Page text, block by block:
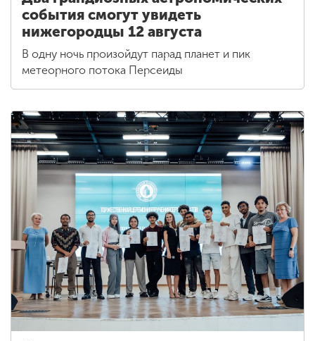
события смогут увидеть
нижегородцы 12 августа
В одну ночь произойдут парад планет и пик
метеорного потока Персеиды